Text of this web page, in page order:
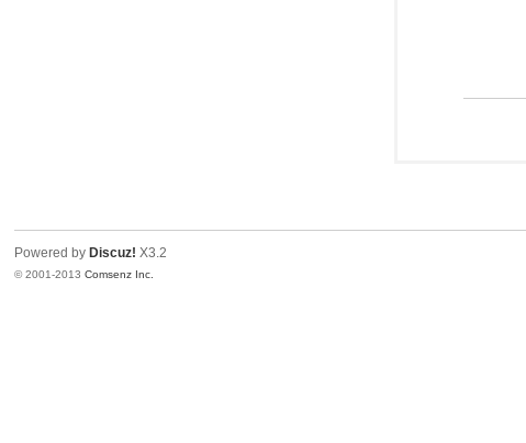
Powered by Discuz! X3.2
© 2001-2013Comsenz Inc.